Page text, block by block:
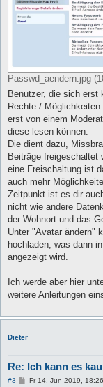
Passwd_aendern.jpg
Benutzer, die sich erst
Rechte /
erst von einem
diese lesen können.
Die dient dazu,
Beiträge freigeschaltet
eine Freischaltung ist
auch mehr
Zeitpunkt ist es dir
nicht wie andere
der Wohnort und das
Unter "Avatar ändern"
hochladen, was dann
angezeigt wird.
Ich werde aber hier
weitere Anleitungen
Dieter
Re: Ich kann es
#3
BFr 14. Jun 2019, 18:26